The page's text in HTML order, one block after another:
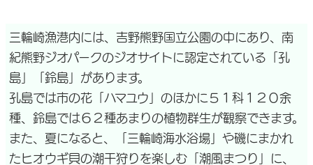
三輪崎漁港内には、吉野熊野国立公園の中にあり、南
紀熊野ジオパークのジオサイトに認定されている「孔
島」「鈴島」があります。
孔島では市の花「ハマユウ」のほかに５１科１２０余
種、鈴島では６２種あまりの植物群生が観察できます。
また、夏になると、「三輪崎海水浴場」や磯にまかれ
たヒオウギ貝の潮干狩りを楽しむ「潮風まつり」に、